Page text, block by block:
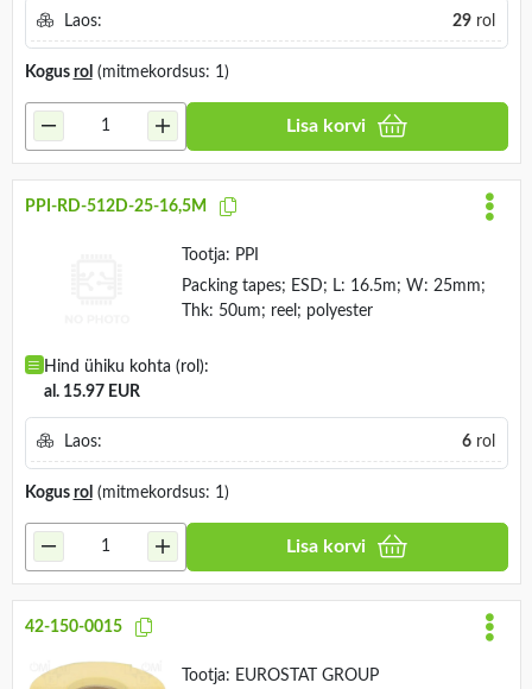
Laos: 29rol
Kogus rol (mitmekordsus: 1)
Lisa korvi
PPI-RD-512D-25-16,5M
Tootja: PPI
Packing tapes; ESD; L: 16.5m; W: 25mm;
Thk: 50um; reel; polyester
Hind ühiku kohta (rol):
al. 15.97 EUR
Laos: 6rol
Kogus rol (mitmekordsus: 1)
Lisa korvi
42-150-0015
Tootja: EUROSTAT GROUP